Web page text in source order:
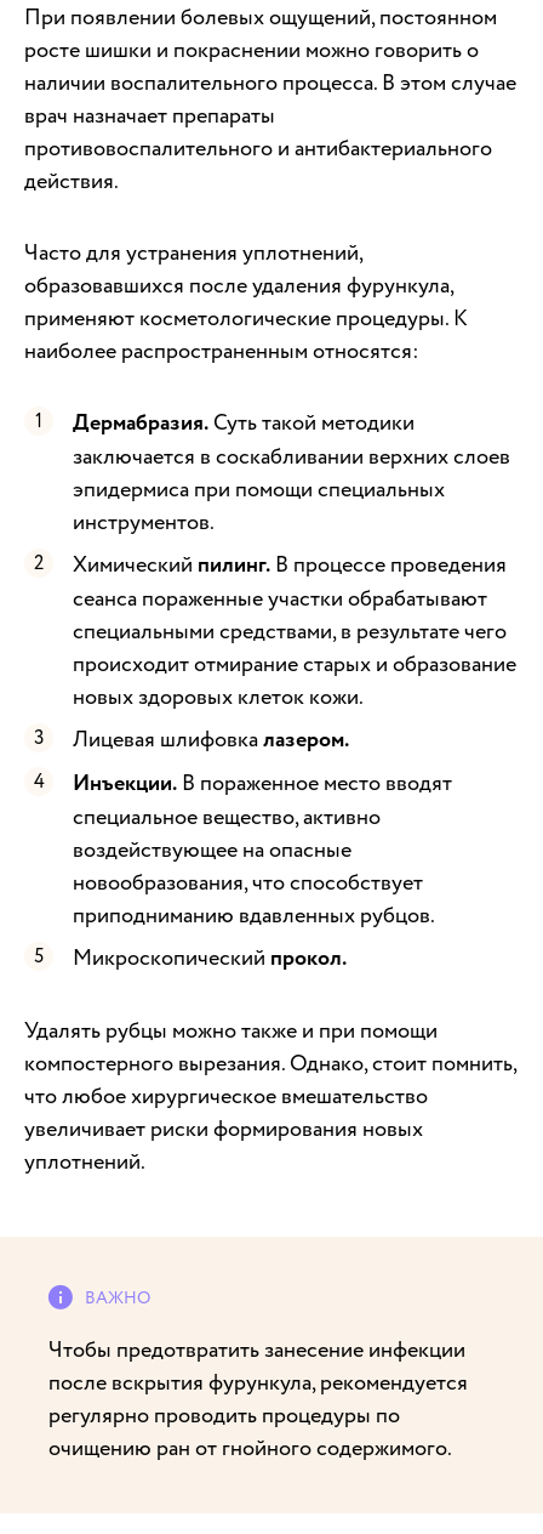
При появлении болевых ощущений, постоянном
росте шишки и покраснении можно говорить о
наличии воспалительного процесса. В этом случае
врач назначает препараты
противовоспалительного и антибактериального
действия.
Часто для устранения уплотнений,
образовавшихся после удаления фурункула,
применяют косметологические процедуры. К
наиболее распространенным относятся:
Дермабразия. Суть такой методики
заключается в соскабливании верхних слоев
эпидермиса при помощи специальных
инструментов.
Химический пилинг. В процессе проведения
сеанса пораженные участки обрабатывают
специальными средствами, в результате чего
происходит отмирание старых и образование
новых здоровых клеток кожи.
Лицевая шлифовкалазером.
Инъекции. В пораженное место вводят
специальное вещество, активно
воздействующее на опасные
новообразования, что способствует
приподниманию вдавленных рубцов.
Микроскопический прокол.
Удалять рубцы можно также и при помощи
компостерного вырезания. Однако, стоит помнить,
что любое хирургическое вмешательство
увеличивает риски формирования новых
уплотнений.
Чтобы предотвратить занесение инфекции
после вскрытия фурункула, рекомендуется
регулярно проводить процедуры по
очищению ран от гнойного содержимого.